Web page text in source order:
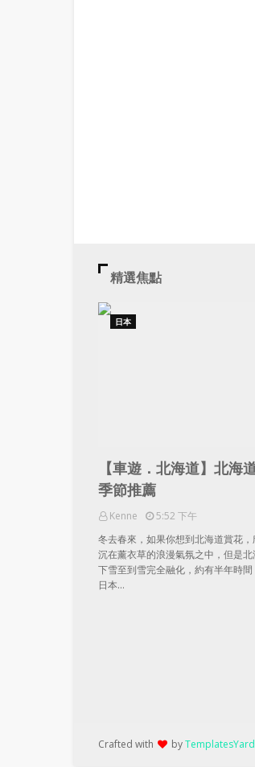
精選焦點
日本
【車遊．北海道】北海
季節推薦
Kenne
5:52 下午
冬去春來，如果你想到北海道賞花
沉在薰衣草的浪漫氣氛之中，但是
下雪至到雪完全融化，約有半年時
日本…
Crafted with byTemplatesYard